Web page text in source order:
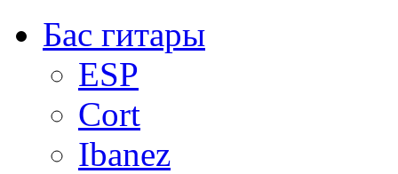
Бас гитары
ESP
Cort
Ibanez